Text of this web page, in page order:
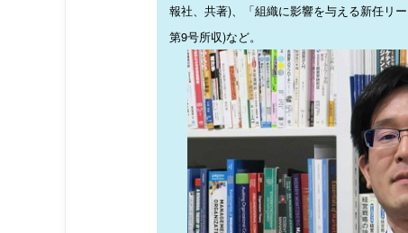
報社、共著)、「組織に影響を与える新任リ
第9号所収)など。